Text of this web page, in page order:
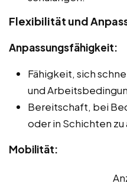
Flexibilität und
Anpassungsfähigkeit:
Fähigkeit, sich
und
Bereitschaft, bei
oder in Schichten
Mobilität: